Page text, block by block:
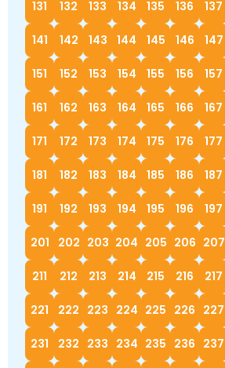
131 132 133 134 135 136 137
141 142 143 144 145 146 147
151 152 153 154 155 156 157
161 162 163 164 165 166 167
171 172 173 174 175 176 177
181 182 183 184 185 186 187
191 192 193 194 195 196 197
201 202 203 204 205 206 207
211 212 213 214 215 216 217
221 222 223 224 225 226 227
231 232 233 234 235 236 237